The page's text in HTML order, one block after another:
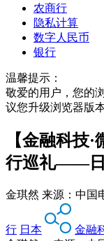
农商行
隐私计算
数字人民币
银行
温馨提示：
敬爱的用户，您的
议您升级浏览器版
【金融科技
行巡礼——
金琪然 来源： 中国
行 日本
金融